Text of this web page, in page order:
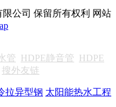
限公司 保留所有权利 网站
管 HDPE静音管 HDPE
搜外友链
拉异型钢 太阳能热水工程